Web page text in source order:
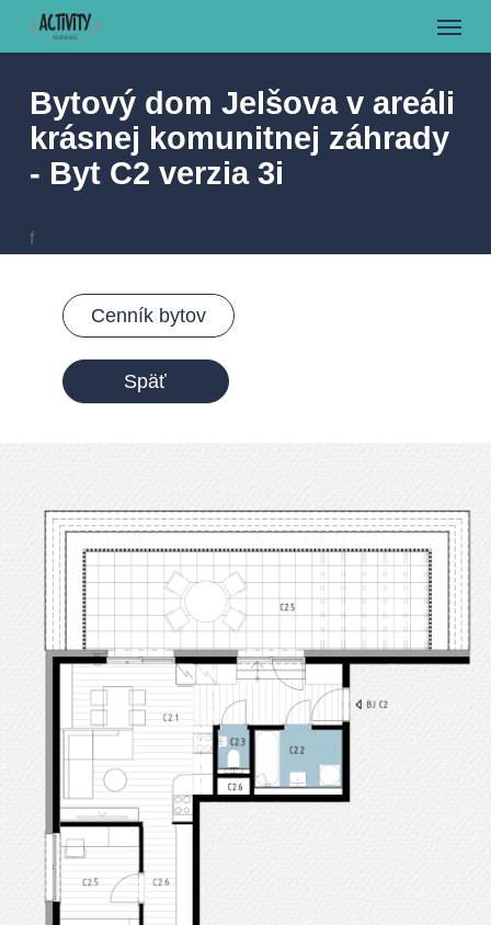
content
Menu
Bytový dom Jelšova v areáli
krásnej komunitnej záhrady
- Byt C2 verzia 3i
f
Cenník bytov
Späť